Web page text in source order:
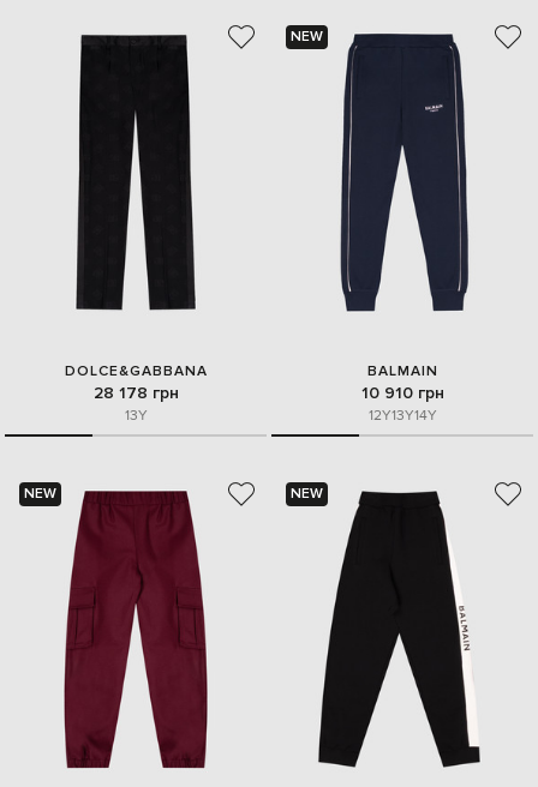
DOLCE&GABBANA
28 178 грн
13Y
NEW
BALMAIN
10 910 грн
12Y13Y14Y
NEW NEW